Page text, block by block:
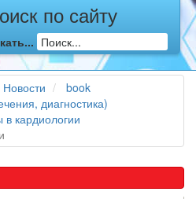
по сайту
Новости
book
диагностика)
кардиологии
соблюдали все меры
19 (вы почти все время дома),
то образом простудились. Вы
на средиземноморскую диету
причудливые диеты
исчезают из нее. Многие
чем способ питаться